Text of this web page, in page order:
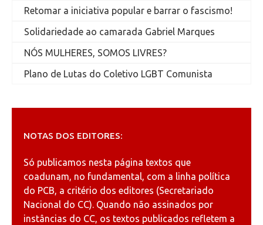
Retomar a iniciativa popular e barrar o fascismo!
Solidariedade ao camarada Gabriel Marques
NÓS MULHERES, SOMOS LIVRES?
Plano de Lutas do Coletivo LGBT Comunista
NOTAS DOS EDITORES:
Só publicamos nesta página textos que
coadunam, no fundamental, com a linha política
do PCB, a critério dos editores (Secretariado
Nacional do CC). Quando não assinados por
instâncias do CC, os textos publicados refletem a